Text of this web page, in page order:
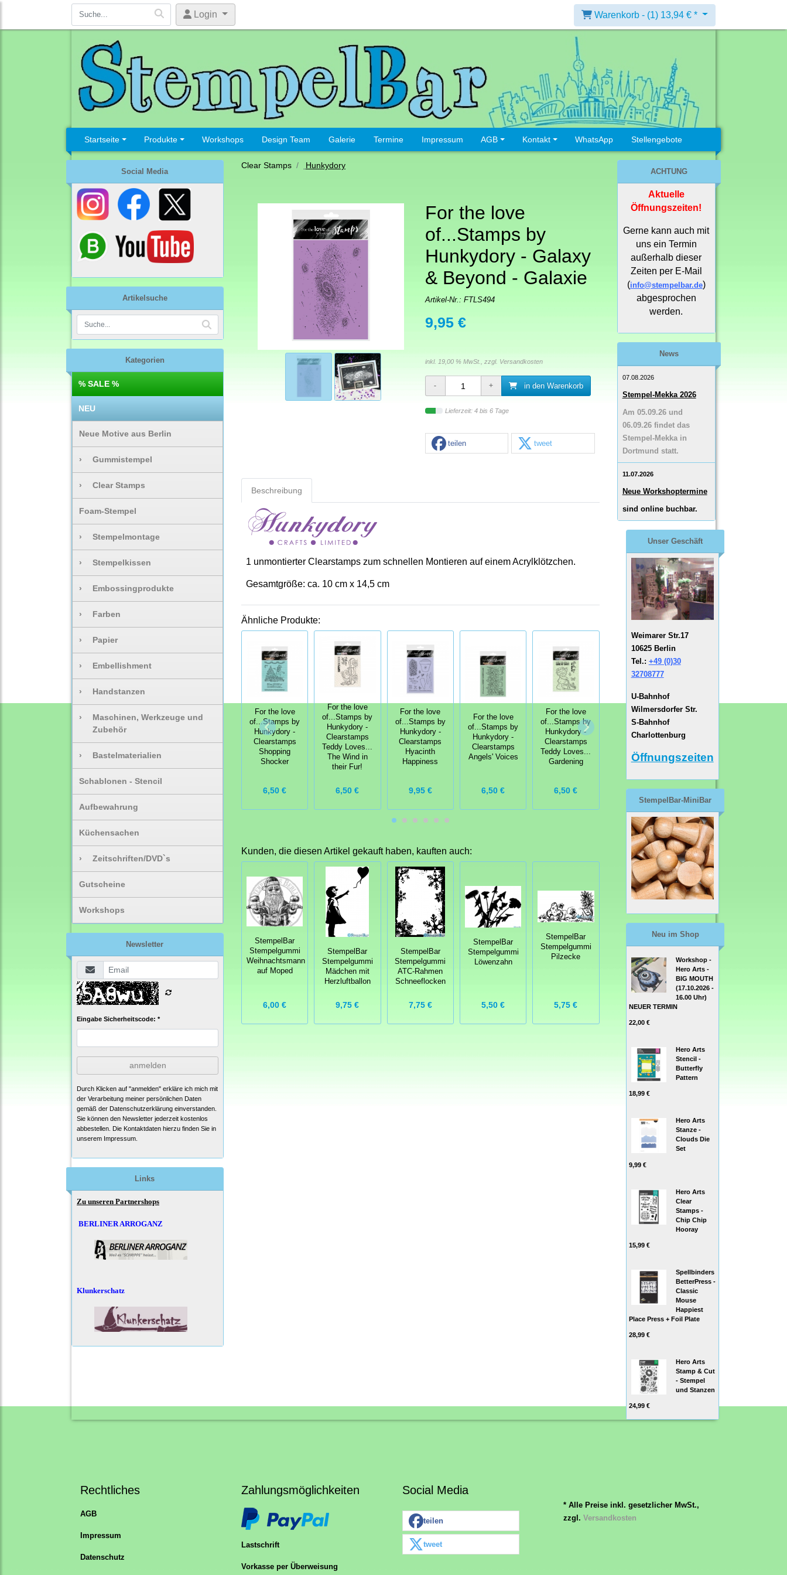
Login Warenkorb - (1) 13,94 € *
Startseite Produkte Workshops Design Team Galerie Termine Impressum AGB Kontakt WhatsApp Stellengebote
Social Media
Artikelsuche
Kategorien
% SALE %
NEU
Neue Motive aus Berlin
› Gummistempel
› Clear Stamps
Foam-Stempel
› Stempelmontage
› Stempelkissen
› Embossingprodukte
› Farben
› Papier
› Embellishment
› Handstanzen
›
Maschinen, Werkzeuge und
Zubehör
› Bastelmaterialien
Schablonen - Stencil
Aufbewahrung
Küchensachen
› Zeitschriften/DVD`s
Gutscheine
Workshops
Newsletter
Eingabe Sicherheitscode: *
anmelden
Durch Klicken auf "anmelden" erkläre ich mich mit
der Verarbeitung meiner persönlichen Daten
gemäß der Datenschutzerklärung einverstanden.
Sie können den Newsletter jederzeit kostenlos
abbestellen. Die Kontaktdaten hierzu finden Sie in
unserem Impressum.
Links
Zu unseren Partnershops
BERLINER ARROGANZ
Klunkerschatz
Clear Stamps Hunkydory
For the love
of...Stamps by
Hunkydory - Galaxy
& Beyond - Galaxie
Artikel-Nr.: FTLS494
9,95 €
inkl. 19,00 % MwSt., zzgl. Versandkosten
in den Warenkorb
Lieferzeit: 4 bis 6 Tage
teilen tweet
Beschreibung
1 unmontierter Clearstamps zum schnellen Montieren auf einem Acrylklötzchen.
Gesamtgröße: ca. 10 cm x 14,5 cm
Ähnliche Produkte:
For the love
of...Stamps by
Hunkydory -
Clearstamps
Shopping
Shocker
6,50 €
For the love
of...Stamps by
Hunkydory -
Clearstamps
Teddy Loves...
The Wind in
their Fur!
6,50 €
For the love
of...Stamps by
Hunkydory -
Clearstamps
Hyacinth
Happiness
9,95 €
For the love
of...Stamps by
Hunkydory -
Clearstamps
Angels' Voices
6,50 €
For the love
of...Stamps by
Hunkydory -
Clearstamps
Teddy Loves...
Gardening
6,50 €
of...Stamps by
Hunkydory -
Festive Fun
6,50 €
For the love
Poinsettia
9,95 €
Kunden, die diesen Artikel gekauft haben, kauften auch:
StempelBar
Stempelgummi
Weihnachtsmann
auf Moped
6,00 €
StempelBar
Stempelgummi
Mädchen mit
Herzluftballon
9,75 €
StempelBar
Stempelgummi
ATC-Rahmen
Schneeflocken
7,75 €
StempelBar
Stempelgummi
Löwenzahn
5,50 €
StempelBar
Stempelgummi
Pilzecke
5,75 €
ACHTUNG
Aktuelle
Öffnungszeiten!
Gerne kann auch mit
uns ein Termin
außerhalb dieser
Zeiten per E-Mail
(info@stempelbar.de)
abgesprochen
werden.
News
07.08.2026
Stempel-Mekka 2026
Am 05.09.26 und
06.09.26 findet das
Stempel-Mekka in
Dortmund statt.
11.07.2026
Neue Workshoptermine
sind online buchbar.
Unser Geschäft
Weimarer Str.17
10625 Berlin
Tel.: +49 (0)30
32708777
U-Bahnhof
Wilmersdorfer Str.
S-Bahnhof
Charlottenburg
Öffnungszeiten
StempelBar-MiniBar
Neu im Shop
Workshop -
Hero Arts -
BIG MOUTH
(17.10.2026 -
16.00 Uhr)
NEUER TERMIN
22,00 €
Hero Arts
Stencil -
Butterfly
Pattern
18,99 €
Hero Arts
Stanze -
Clouds Die
Set
9,99 €
Hero Arts
Clear
Stamps -
Chip Chip
Hooray
15,99 €
Spellbinders
BetterPress -
Classic
Mouse
Happiest
Place Press + Foil Plate
28,99 €
Hero Arts
Stamp & Cut
- Stempel
und Stanzen
24,99 €
Rechtliches
AGB
Impressum
Datenschutz
Zahlungsmöglichkeiten
Lastschrift
Vorkasse per Überweisung
Social Media
teilen
tweet
* Alle Preise inkl. gesetzlicher MwSt.,
zzgl. Versandkosten